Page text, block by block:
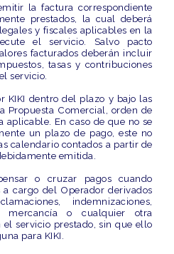
la factura correspondiente
prestados, la cual deberá
y fiscales aplicables en la
el servicio. Salvo pacto
facturados deberán incluir
tasas y contribuciones
servicio.
KIKI dentro del plazo y bajo las
Propuesta Comercial, orden de
aplicable. En caso de que no se
un plazo de pago, este no
calendario contados a partir de
emitida.
o cruzar pagos cuando
cargo del Operador derivados
indemnizaciones,
mercancía o cualquier otra
servicio prestado, sin que ello
para KIKI.